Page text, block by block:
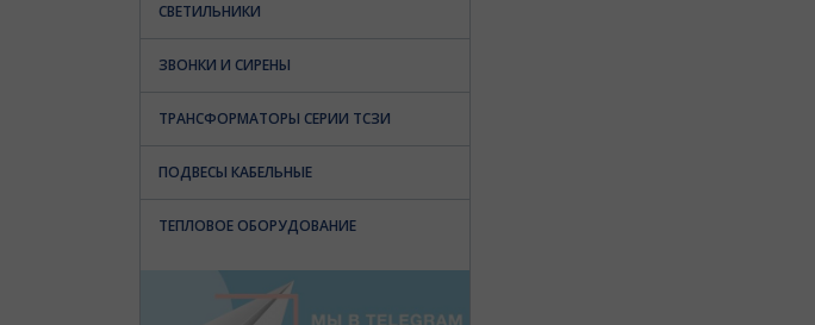
СВЕТИЛЬНИКИ
ЗВОНКИ И СИРЕНЫ
ТРАНСФОРМАТОРЫ СЕРИИ ТСЗИ
ПОДВЕСЫ КАБЕЛЬНЫЕ
ТЕПЛОВОЕ ОБОРУДОВАНИЕ